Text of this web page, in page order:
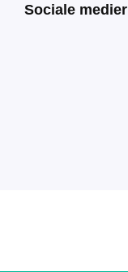
Sociale medier